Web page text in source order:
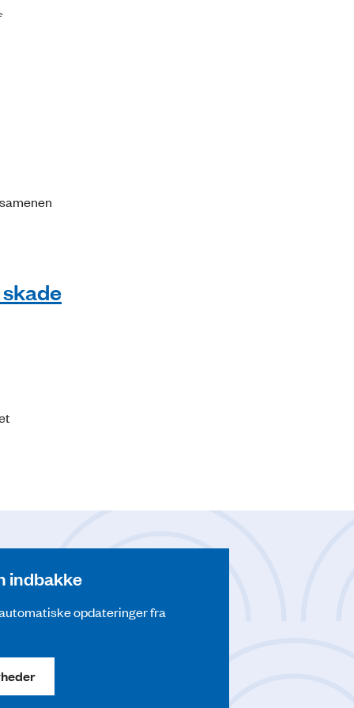
indbakke
opdateringer fra